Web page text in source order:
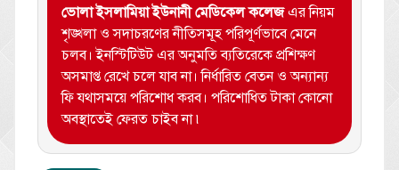
ভোলা ইসলামিয়া ইউনানী মেডিকেল কলেজএর নিয়ম
শৃঙ্খলা ও সদাচরণের নীতিসমূহ পরিপূর্ণভাবে মেনে
চলব। ইনস্টিটিউট এর অনুমতি ব্যতিরেকে প্রশিক্ষণ
অসমাপ্ত রেখে চলে যাব না। নির্ধারিত বেতন ও অন্যান্য
ফি যথাসময়ে পরিশোধ করব। পরিশোধিত টাকা কোনো
অবস্থাতেই ফেরত চাইব না ৷